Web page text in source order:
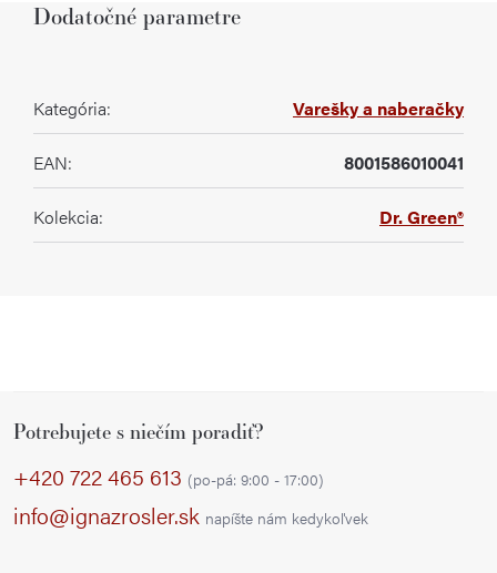
Dodatočné parametre
Kategória: Varešky a naberačky
EAN: 8001586010041
Kolekcia: Dr. Green®
Potrebujete s niečím poradiť?
+420 722 465 613 (po-pá: 9:00 - 17:00)
info@ignazrosler.sk napíšte nám kedykoľvek